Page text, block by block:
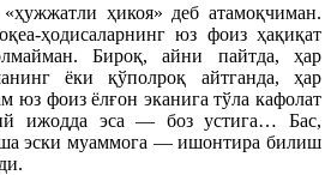
ҳикоя» деб атамоқчиман.
ҳодисаларнинг юз фоиз ҳақиқат
Бироқ, айни пайтда, ҳар
ёки қўполроқ айтганда, ҳар
юз фоиз ёлғон эканига тўла кафолат
ижодда эса — боз устига… Бас,
эски муаммога — ишонтира билиш